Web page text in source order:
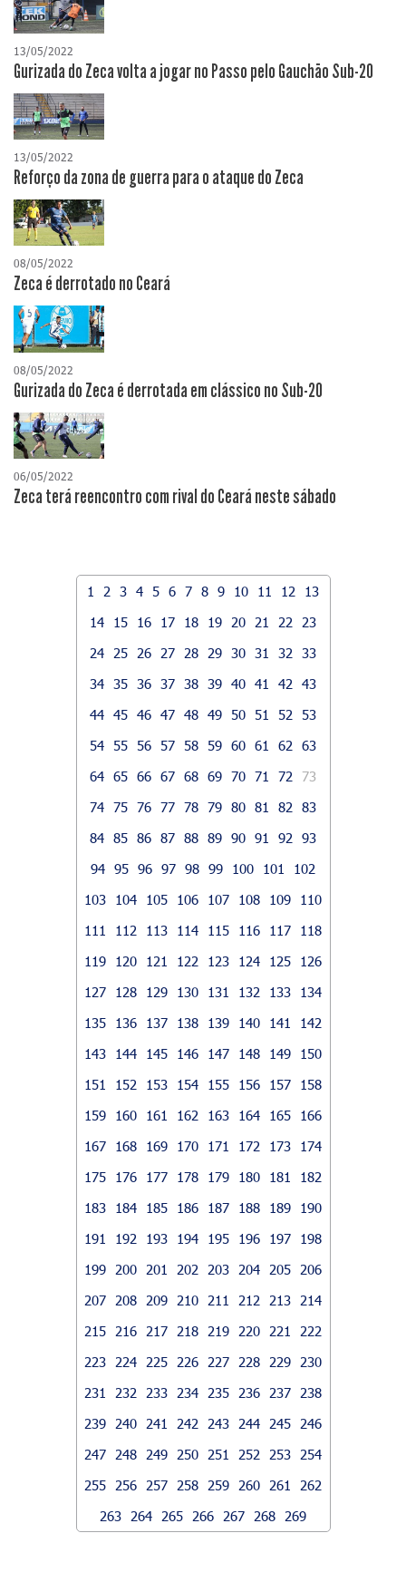
13/05/2022
Gurizada do Zeca volta a jogar no Passo pelo Gauchão Sub-20
13/05/2022
Reforço da zona de guerra para o ataque do Zeca
08/05/2022
Zeca é derrotado no Ceará
08/05/2022
Gurizada do Zeca é derrotada em clássico no Sub-20
06/05/2022
Zeca terá reencontro com rival do Ceará neste sábado
1 2 3 4 5 6 7 8 9 10 11 12
13
14
15 16 17 18 19 20 21 22
23
24
25 26 27 28 29 30 31 32
33
34 35 36 37 38 39 40 41 42
43
44 45 46 47 48 49 50 51 52
53
54 55 56 57 58 59 60 61 62
63
64 65 66 67 68 69 70 71 72
73
74 75 76 77 78 79 80 81 82
83
84 85 86 87 88 89 90 91 92
93
94 95 96 97 98 99 100 101
102
103
104 105 106 107 108 109
110
111
112 113 114 115 116 117
118
119
120 121 122 123 124 125
126
127
128 129 130 131 132 133
134
135
136 137 138 139 140 141
142
143
144 145 146 147 148 149
150
151
152 153 154 155 156 157
158
159
160 161 162 163 164 165
166
167
168 169 170 171 172 173
174
175
176 177 178 179 180 181
182
183
184 185 186 187 188 189
190
191
192 193 194 195 196 197
198
199
200 201 202 203 204 205
206
207
208 209 210 211 212 213
214
215
216 217 218 219 220 221
222
223
224 225 226 227 228 229
230
231
232 233 234 235 236 237
238
239
240 241 242 243 244 245
246
247
248 249 250 251 252 253
254
255
256 257 258 259 260 261
262
263
264 265 266 267 268 269